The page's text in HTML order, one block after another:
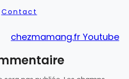
Contact
chezmamang.fr Youtube